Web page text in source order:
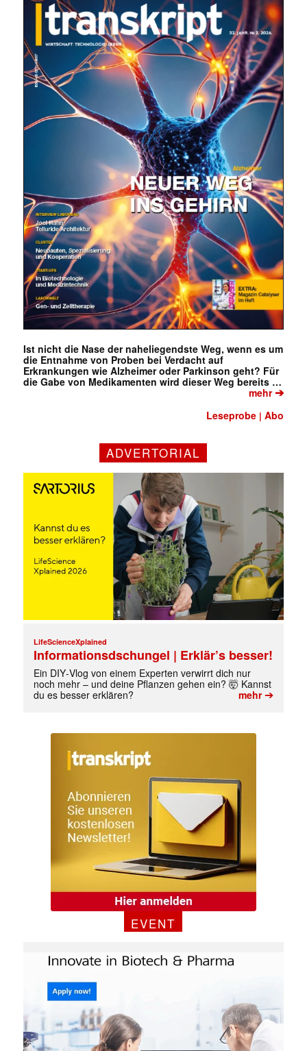
Ist nicht die Nase der naheliegendste Weg, wenn es um
die Entnahme von Proben bei Verdacht auf
Erkrankungen wie Alzheimer oder Parkinson geht? Für
die Gabe von Medikamenten wird dieser Weg bereits …
mehr➔
Leseprobe |Abo
ADVERTORIAL
LifeScienceXplained
Informationsdschungel | Erklär’s besser!
Ein DIY‑Vlog von einem Experten verwirrt dich nur
noch mehr – und deine Pflanzen gehen ein? 🤯 Kannst
du es besser erklären?
mehr➔
EVENT